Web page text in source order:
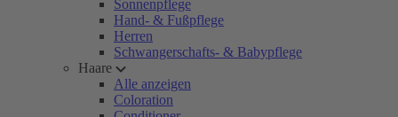
Sonnenpflege
Hand- & Fußpflege
Herren
Schwangerschafts- & Babypflege
Haare
Alle anzeigen
Coloration